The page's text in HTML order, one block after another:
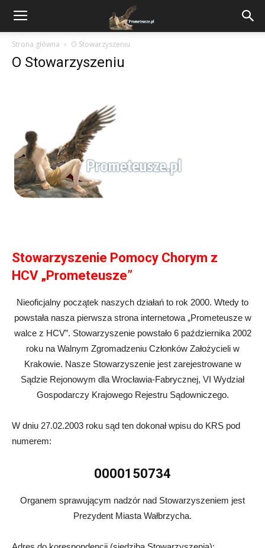
Strona główna O Stowarzyszeniu
O Stowarzyszeniu
Stowarzyszenie Pomocy Chorym z
HCV „Prometeusze”
Nieoficjalny początek naszych działań to rok 2000. Wtedy to
powstała nasza pierwsza strona internetowa „Prometeusze w
walce z HCV”. Stowarzyszenie powstało 6 października 2002
roku na Walnym Zgromadzeniu Członków Założycieli w
Krakowie. Nasze Stowarzyszenie jest zarejestrowane w
Sądzie Rejonowym dla Wrocławia-Fabrycz­nej, VI Wydział
Gospodarczy Krajowego Rejestru Sądowniczego.
W dniu 27.02.2003 roku sąd ten dokonał wpisu do KRS pod
numerem:
0000150734
Organem sprawującym nadzór nad Stowarzyszeniem jest
Prezydent Miasta Wałbrzycha.